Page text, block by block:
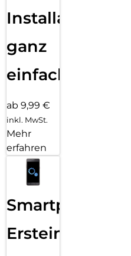
Installation
ganz
einfach
ab 9,99 €
inkl. MwSt.
Mehr
erfahren
Smartphone
Ersteinrichtung